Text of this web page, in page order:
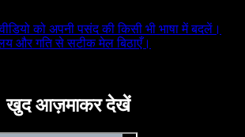
को अपनी पसंद की किसी भी भाषा में बदलें।
और गति से सटीक मेल बिठाएँ।
खुद आज़माकर देखें